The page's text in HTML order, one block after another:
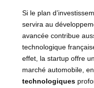
Si le plan
servira au
avancée contribue
technologique
effet, la startup offre
marché automobile,
technologiques